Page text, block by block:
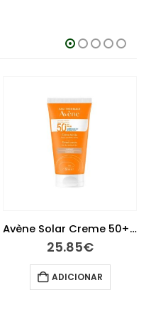
Avène Antirougeurs Emulsão 40 ml
24.05€
LER MAIS